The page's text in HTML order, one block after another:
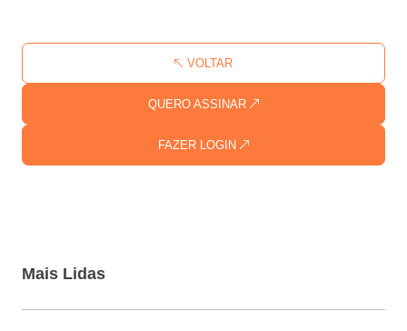
FAZER LOGIN
QUERO ASSINAR
VOLTAR
Mais Lidas